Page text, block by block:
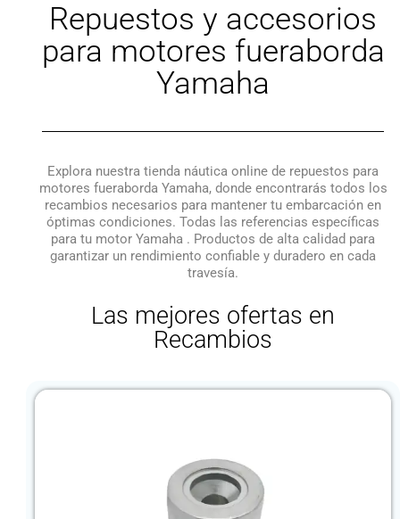
Repuestos y accesorios
para motores fueraborda
Yamaha
Explora nuestra tienda náutica online de repuestos para
motores fueraborda Yamaha, donde encontrarás todos los
recambios necesarios para mantener tu embarcación en
óptimas condiciones. Todas las referencias específicas
para tu motor Yamaha . Productos de alta calidad para
garantizar un rendimiento confiable y duradero en cada
travesía.
Las mejores ofertas en
Recambios